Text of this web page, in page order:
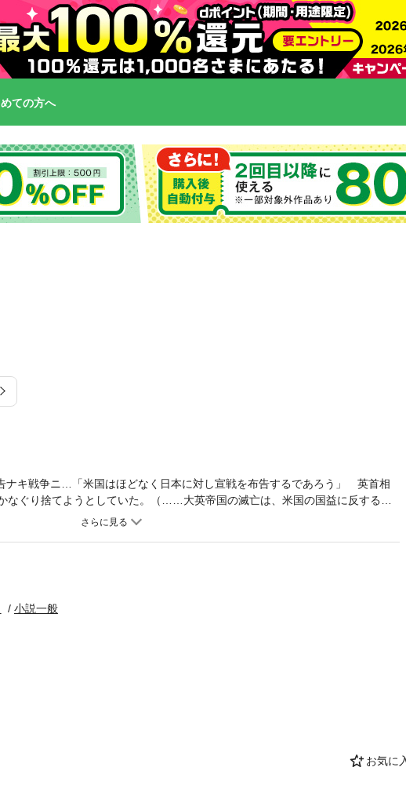
ての方へ
お気に
キ戦争ニ…「米国はほどなく日本に対し宣戦を布告するであろう」 英首相
なぐり捨てようとしていた。（……大英帝国の滅亡は、米国の国益に反する）
したルーズベルトは、その真意をベールに包み、「正義のための戦争」を謳
（……日米開戦はもはや不可避だが、万に一つの勝ち目もない） そして、運
ある。 ノンフィクション作家・林信吾と軍事ジャーナリスト・清谷信一が共
小説一般